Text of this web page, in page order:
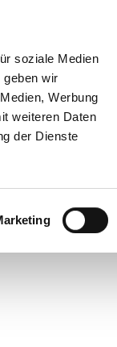
soziale Medien
geben wir
Werbung
weiteren Daten
der Dienste